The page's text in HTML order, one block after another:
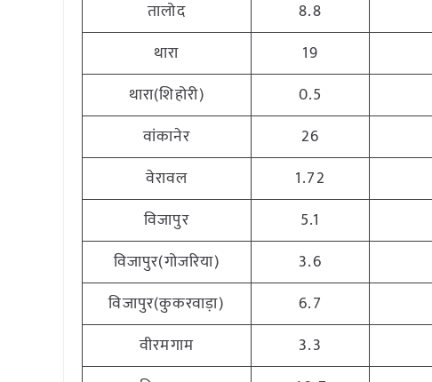
तालोद
8.8
थारा
19
थारा(शिहोरी)
0.5
वांकानेर
26
वेरावल
1.72
विजापुर
5.1
विजापुर(गोजरिया)
3.6
विजापुर(कुकरवाड़ा)
6.7
वीरमगाम
3.3